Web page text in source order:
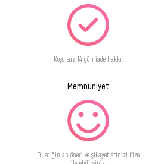
Koşulsuz 14 gün iade hakkı.
Memnuniyet
Dilediğin an öneri ve şikayetlerinizi bize